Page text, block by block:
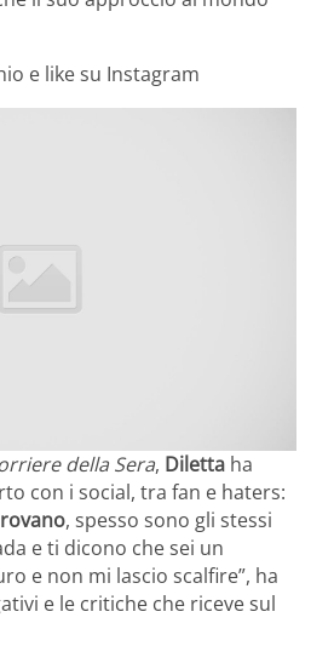
e like su Instagram
della Sera, Diletta ha
con i social, tra fan e haters:
, spesso sono gli stessi
e ti dicono che sei un
e non mi lascio scalfire”, ha
e le critiche che riceve sul